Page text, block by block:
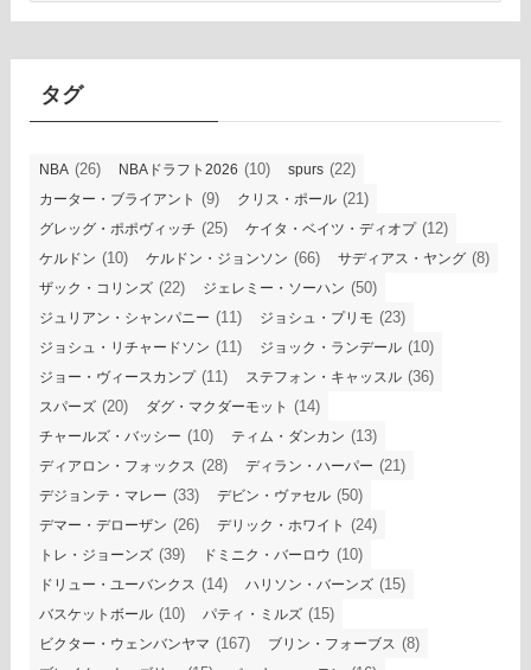
カ
イ
タグ
NBA (26) NBAドラフト2026 (10) spurs (22)
カーター・ブライアント (9) クリス・ポール (21)
グレッグ・ポポヴィッチ (25) ケイタ・ベイツ・ディオプ(12)
ケルドン (10) ケルドン・ジョンソン (66) サディアス・ヤング (8)
ザック・コリンズ (22) ジェレミー・ソーハン (50)
ジュリアン・シャンパニー (11) ジョシュ・プリモ (23)
ジョシュ・リチャードソン (11) ジョック・ランデール (10)
ジョー・ヴィースカンプ(11) ステフォン・キャッスル (36)
スパーズ (20) ダグ・マクダーモット (14)
チャールズ・バッシー (10) ティム・ダンカン (13)
ディアロン・フォックス (28) ディラン・ハーパー (21)
デジョンテ・マレー (33) デビン・ヴァセル (50)
デマー・デローザン (26) デリック・ホワイト (24)
トレ・ジョーンズ (39) ドミニク・バーロウ (10)
ドリュー・ユーバンクス (14) ハリソン・バーンズ (15)
バスケットボール (10) パティ・ミルズ (15)
ビクター・ウェンバンヤマ (167) ブリン・フォーブス (8)